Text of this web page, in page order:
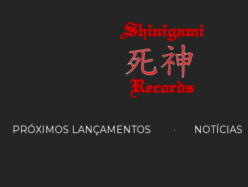
PRÓXIMOS LANÇAMENTOS NOTÍCIAS